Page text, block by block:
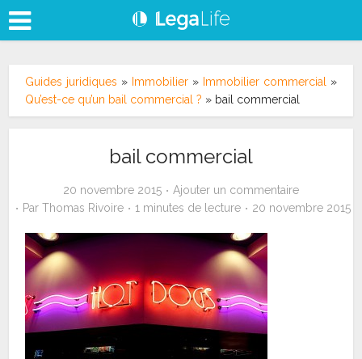
Guides juridiques » Immobilier » Immobilier commercial
»
Qu’est-ce qu’un bail commercial ? » bail commercial
bail commercial
20 novembre 2015
Ajouter un commentaire
Par Thomas Rivoire 1 minutes de lecture 20 novembre 2015